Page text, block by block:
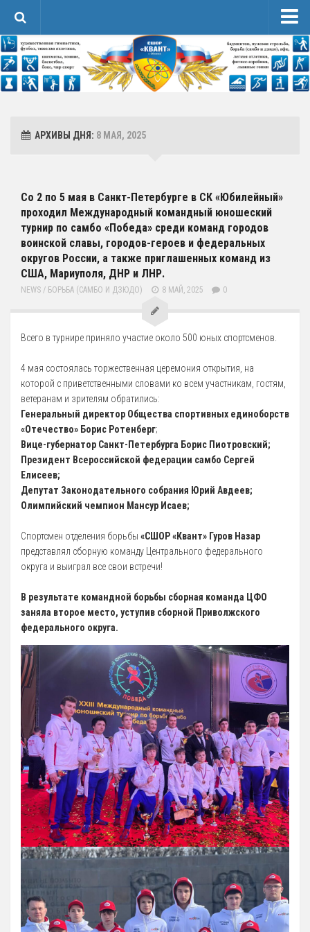
Новости
Сведения об образовательной организации
Контакты
4 Образовательные стандарты и требования
Спортивная Подготовка
Соревнования
Календарь
5 Руководство. Педагогический (научно-педагогический) состав
Тренерский состав
33. Педагогический Состав
6 Материально-техническое обеспечение и оснащенность
образовательного процесса
7 Доступная среда
Организация питания в Образовательной организации
8 Международное сотрудничество
9 Вакантные места для приема (перевода) обучающихся
10 Стипендии и меры поддержки обучающихся
Извещения о закупках
12 Платные образовательные услуги
13 Документы
Документы МАУ «СШОР КВАНТ»
Виды Спорта
Адаптивная физкультура
Бокс
Борьба (самбо и дзюдо)
Легкая атлетика
Лыжные гонки
Пулевая стрельба
Теннис
Фитнес-аэробика
Футбол
АРХИВЫ ДНЯ: 8 МАЯ, 2025
Со 2 по 5 мая в Санкт-Петербурге в СК «Юбилейный»
проходил Международный командный юношеский
турнир по самбо «Победа» среди команд городов
воинской славы, городов-героев и федеральных
округов России, а также приглашенных команд из
США, Мариуполя, ДНР и ЛНР.
NEWS / БОРЬБА (САМБО И ДЗЮДО) 8 МАЙ, 2025 0
Всего в турнире приняло участие около 500 юных спортсменов.
4 мая состоялась торжественная церемония открытия, на
которой с приветственными словами ко всем участникам, гостям,
ветеранам и зрителям обратились:
Генеральный директор Общества спортивных единоборств
«Отечество» Борис Ротенберг;
Вице-губернатор Санкт-Петербурга Борис Пиотровский;
Президент Всероссийской федерации самбо Сергей
Елисеев;
Депутат Законодательного собрания Юрий Авдеев;
Олимпийский чемпион Мансур Исаев;
Спортсмен отделения борьбы «СШОР «Квант» Гуров Назар
представлял сборную команду Центрального федерального
округа и выиграл все свои встречи!
В результате командной борьбы сборная команда ЦФО
заняла второе место, уступив сборной Приволжского
федерального округа.